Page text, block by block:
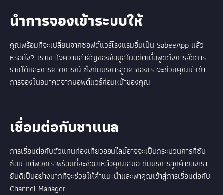
นำการจองเข้าระบบให้
คุณพร้อมที่จะเปลี่ยนจากซอฟต์แวร์โรงแรมอื่นเป็น SabeeApp แล้ว
หรือยัง? เราเข้าใจความสำคัญของข้อมูลในอดีตเมื่อพูดถึงการจัดการ
รายได้และการคาดการณ์ ซึ่งทีมบริการลูกค้าของเราจะช่วยคุณนำเข้า
การจองในอนาคตจากซอฟต์แวร์ก่อนหน้าของคุณ
เชื่อมต่อกับชาแนล
การเชื่อมต่อกับตัวแทนท่องเที่ยวออนไลน์อาจจะเป็นกระบวนการที่ซับ
ซ้อน แต่พวกเราพร้อมที่จะช่วยเหลือคุณเสมอ ทีมบริการลูกค้าของเรา
ยินดีเป็นอย่างมากที่จะช่วยให้คำแนะนำและพาคุณเข้าสู่การเชื่อมต่อกับ
Channel Manager